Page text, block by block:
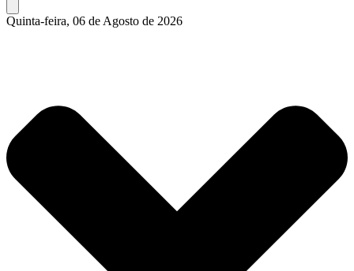
Quinta-feira, 06 de Agosto de 2026